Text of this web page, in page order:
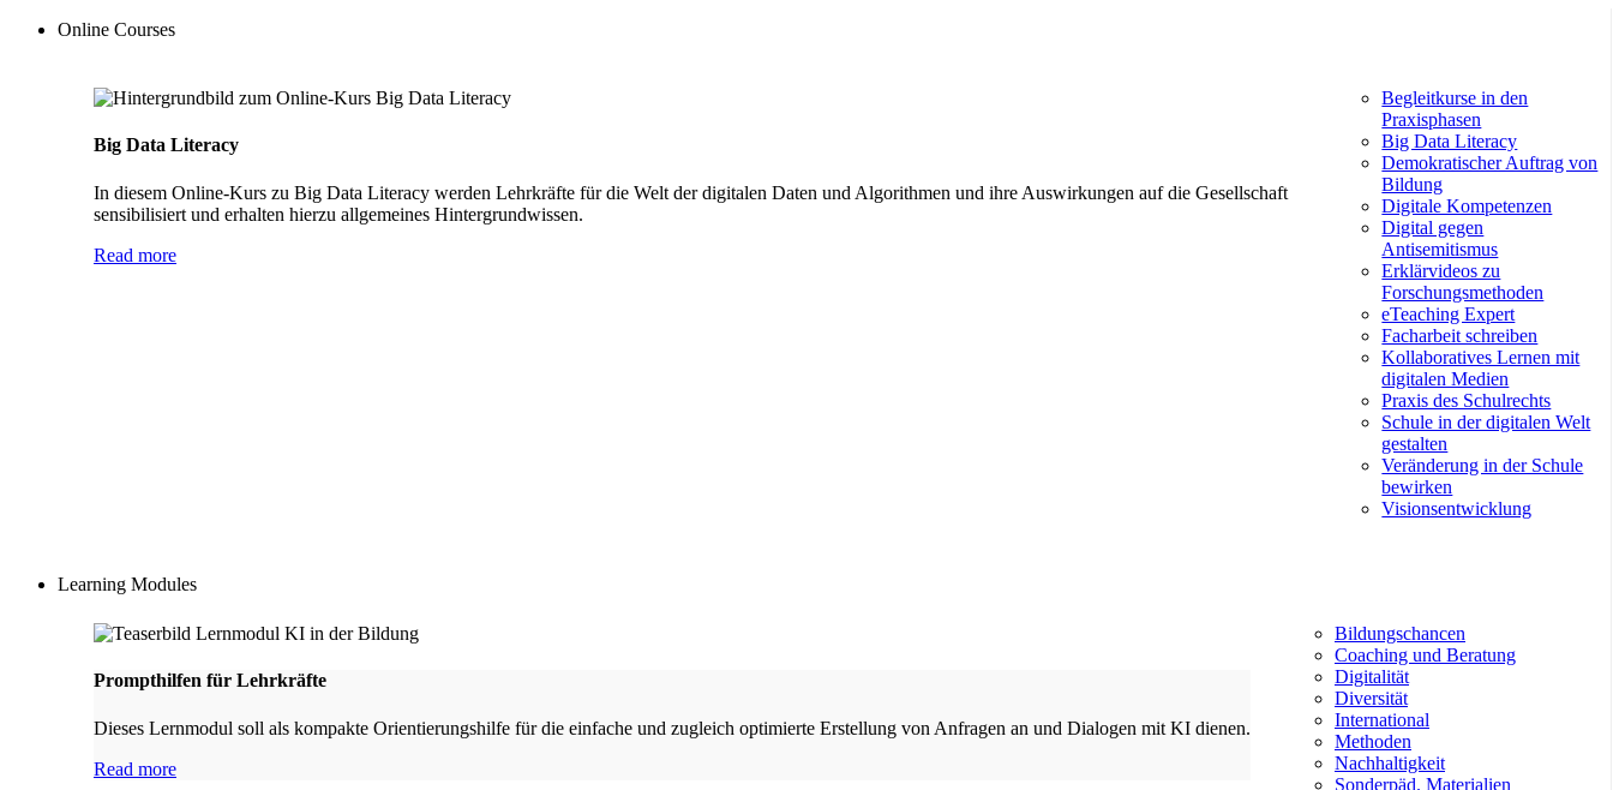
Online Courses
Big Data Literacy
In diesem Online-Kurs zu Big Data Literacy werden Lehrkräfte für die Welt der digitalen Daten und Algorithmen und ihre Auswirkungen auf die Gesellschaft
sensibilisiert und erhalten hierzu allgemeines Hintergrundwissen.
Read more
Begleitkurse in den
Praxisphasen
Big Data Literacy
Demokratischer Auftrag von
Bildung
Digitale Kompetenzen
Digital gegen
Antisemitismus
Erklärvideos zu
Forschungsmethoden
eTeaching Expert
Facharbeit schreiben
Kollaboratives Lernen mit
digitalen Medien
Praxis des Schulrechts
Schule in der digitalen Welt
gestalten
Veränderung in der Schule
bewirken
Visionsentwicklung
Learning Modules
Prompthilfen für Lehrkräfte
Dieses Lernmodul soll als kompakte Orientierungshilfe für die einfache und zugleich optimierte Erstellung von Anfragen an und Dialogen mit KI dienen.
Read more
Bildungschancen
Coaching und Beratung
Digitalität
Diversität
International
Methoden
Nachhaltigkeit
Sonderpäd. Materialien